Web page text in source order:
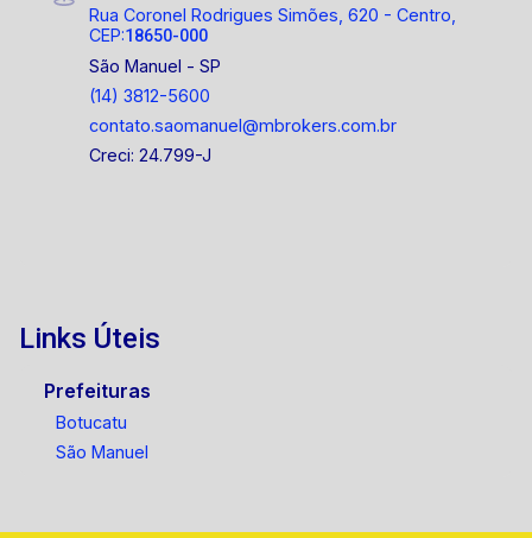
Rua Coronel Rodrigues Simões, 620 - Centro,
CEP:18650-000
São Manuel - SP
(14) 3812-5600
contato.saomanuel@mbrokers.com.br
Creci: 24.799-J
Links Úteis
Prefeituras
Botucatu
São Manuel